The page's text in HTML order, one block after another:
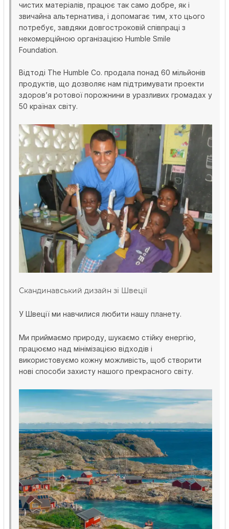
чистих матеріалів, працює так само добре, як і
звичайна альтернатива, і допомагає тим, хто цього
потребує, завдяки довгостроковій співпраці з
некомерційною організацією Humble Smile
Foundation.
Відтоді The Humble Co. продала понад 60 мільйонів
продуктів, що дозволяє нам підтримувати проекти
здоров’я ротової порожнини в уразливих громадах у
50 країнах світу.
Скандинавський дизайн зі Швеції
У Швеції ми навчилися любити нашу планету.
Ми приймаємо природу, шукаємо стійку енергію,
працюємо над мінімізацією відходів і
використовуємо кожну можливість, щоб створити
нові способи захисту нашого прекрасного світу.